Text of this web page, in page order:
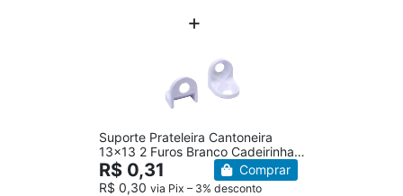
Suporte Prateleira Cantoneira
13x13 2 Furos Branco Cadeirinha
13x13
R$ 0,31
R$ 0,30 via Pix – 3% desconto
Comprar